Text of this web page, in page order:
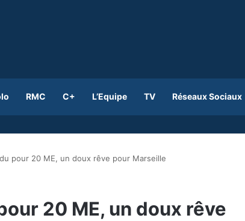
RMC C+ L’Equipe TV Réseaux Sociaux
pour 20 ME, un doux rêve pour Marseille
20 ME, un doux rêve